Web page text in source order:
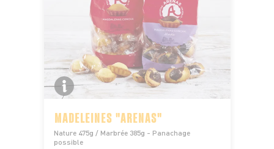
MADELEINES "ARENAS"
Nature 475g / Marbrée 385g - Panachage
possible